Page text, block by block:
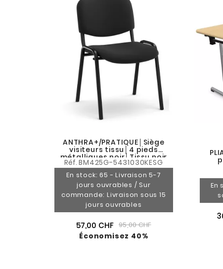
ANTHRA+/PRATIQUE│Siège
visiteurs tissu│4 pieds
métalliques noir│Tissu noir
Réf.BM425G-5431030KESG
En stock: 65 - Livraison 5-7
jours ouvrables / Sur
commande: Livraison sous 15
jours ouvrables
57,00 CHF 95,00 CHF
Économisez 40%
En